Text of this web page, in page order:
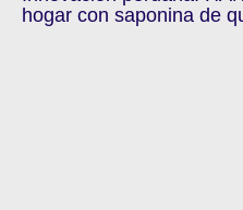
hogar con saponina de